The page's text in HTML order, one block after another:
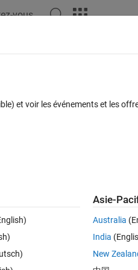
vous
commentaires plus anciens
le
et voir les événements et les
Asie-
Australia
India
New